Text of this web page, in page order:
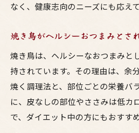
なく、健康志向のニーズにも応えて
焼き鳥がヘルシーおつまみとさ
焼き鳥は、ヘルシーなおつまみと
持されています。その理由は、余
焼く調理法と、部位ごとの栄養バ
に、皮なしの部位やささみは低カ
で、ダイエット中の方にもおすすめ